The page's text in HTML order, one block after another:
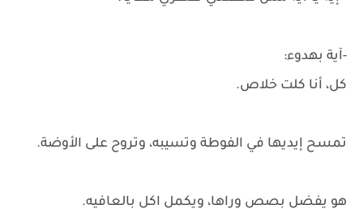
-آية بهدوء:
كل، أنا كلت خلاص.
تمسح إيديها في الفوطة وتسيبه، وتروح على الأوضة.
هو يفضل بصص وراها، ويكمل اكل بالعافيه.